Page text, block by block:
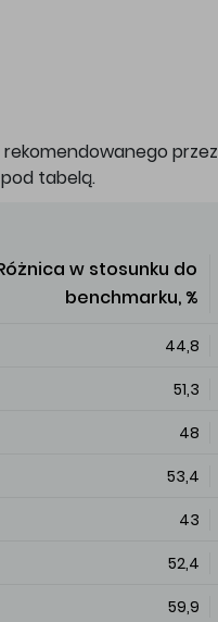
przez
tabelą.
w stosunku do
benchmarku, %
44,8
51,3
48
53,4
43
52,4
59,9